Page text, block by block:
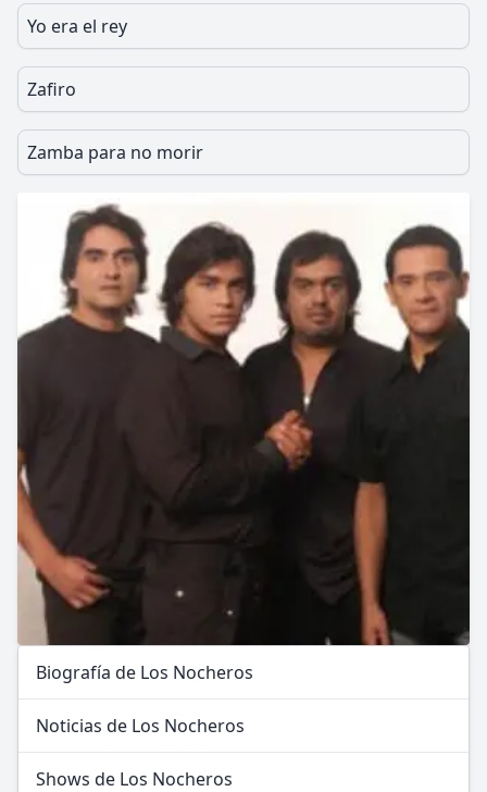
Yo era el rey
Zafiro
Zamba para no morir
Biografía de Los Nocheros
Noticias de Los Nocheros
Shows de Los Nocheros